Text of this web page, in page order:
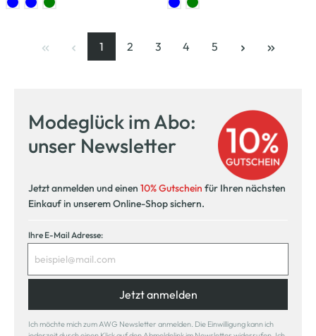
Seite
1
, aktuelle Seite
Seite
2
Seite
3
Seite
4
Seite
5
Modeglück im Abo:
unser Newsletter
Jetzt anmelden und einen 10% Gutschein für Ihren nächsten
Einkauf in unserem Online-Shop sichern.
Ihre E-Mail Adresse:
Jetzt anmelden
Ich möchte mich zum AWG Newsletter anmelden. Die Einwilligung kann ich